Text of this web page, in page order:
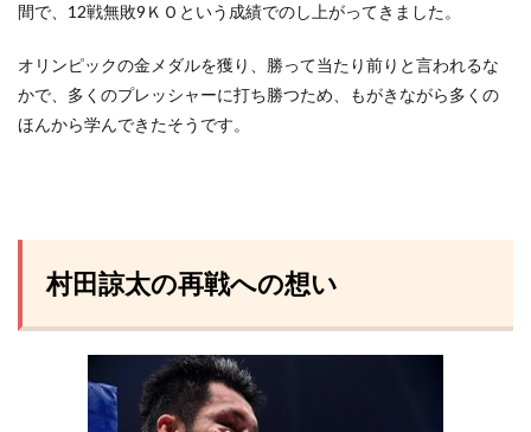
間で、12戦無敗9ＫＯという成績でのし上がってきました。
オリンピックの金メダルを獲り、勝って当たり前りと言われるな
かで、多くのプレッシャーに打ち勝つため、もがきながら多くの
ほんから学んできたそうです。
村田諒太の再戦への想い